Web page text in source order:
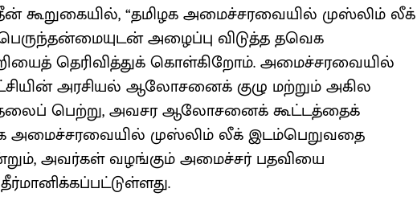
கூறுகையில், “தமிழக அமைச்சரவையில் முஸ்லிம் லீக்
அழைப்பு விடுத்த தவெக
தெரிவித்துக் கொள்கிறோம். அமைச்சரவையில்
அரசியல் ஆலோசனைக் குழு மற்றும் அகில
பெற்று, அவசர ஆலோசனைக் கூட்டத்தைக்
அமைச்சரவையில் முஸ்லிம் லீக் இடம்பெறுவதை
அவர்கள் வழங்கும் அமைச்சர் பதவியை